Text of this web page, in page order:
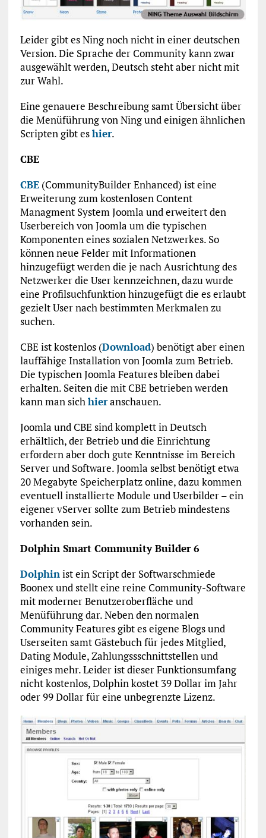
Leider gibt es Ning noch nicht in einer deutschen
Version. Die Sprache der Community kann zwar
ausgewählt werden, Deutsch steht aber nicht mit
zur Wahl.
Eine genauere Beschreibung samt Übersicht über
die Menüführung von Ning und einigen ähnlichen
Scripten gibt eshier.
CBE
CBE(CommunityBuilder Enhanced) ist eine
Erweiterung zum kostenlosen Content
Managment System Joomla und erweitert den
Userbereich von Joomla um die typischen
Komponenten eines sozialen Netzwerkes. So
können neue Felder mit Informationen
hinzugefügt werden die je nach Ausrichtung des
Netzwerker die User kennzeichnen, dazu wurde
eine Profilsuchfunktion hinzugefügt die es erlaubt
gezielt User nach bestimmten Merkmalen zu
suchen.
CBE ist kostenlos (Download) benötigt aber einen
lauffähige Installation von Joomla zum Betrieb.
Die typischen Joomla Features bleiben dabei
erhalten. Seiten die mit CBE betrieben werden
kann man sichhieranschauen.
Joomla und CBE sind komplett in Deutsch
erhältlich, der Betrieb und die Einrichtung
erfordern aber doch gute Kenntnisse im Bereich
Server und Software. Joomla selbst benötigt etwa
20 Megabyte Speicherplatz online, dazu kommen
eventuell installierte Module und Userbilder – ein
eigener vServer sollte zum Betrieb mindestens
vorhanden sein.
Dolphin Smart Community Builder 6
Dolphinist ein Script der Softwarschmiede
Boonex und stellt eine reine Community-Software
mit moderner Benutzeroberfläche und
Menüführung dar. Neben den normalen
Community Features gibt es eigene Blogs und
Userseiten samt Gästebuch für jedes Mitglied,
Dating Module, Zahlungssschnittstellen und
einiges mehr. Leider ist dieser Funktionsumfang
nicht kostenlos, Dolphin kostet 39 Dollar im Jahr
oder 99 Dollar für eine unbegrenzte Lizenz.